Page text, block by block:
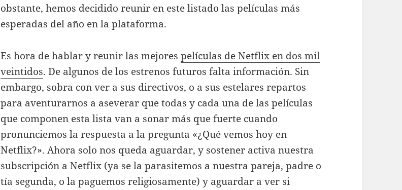
obstante, hemos decidido reunir en este listado las películas más
esperadas del año en la plataforma.
Es hora de hablar y reunir las mejorespelículas de Netflix en dos mil
veintidos. De algunos de los estrenos futuros falta información. Sin
embargo, sobra con ver a sus directivos, o a sus estelares repartos
para aventurarnos a aseverar que todas y cada una de las películas
que componen esta lista van a sonar más que fuerte cuando
pronunciemos la respuesta a la pregunta «¿Qué vemos hoy en
Netflix?». Ahora solo nos queda aguardar, y sostener activa nuestra
subscripción a Netflix (ya se la parasitemos a nuestra pareja, padre o
tía segunda, o la paguemos religiosamente) y aguardar a ver si